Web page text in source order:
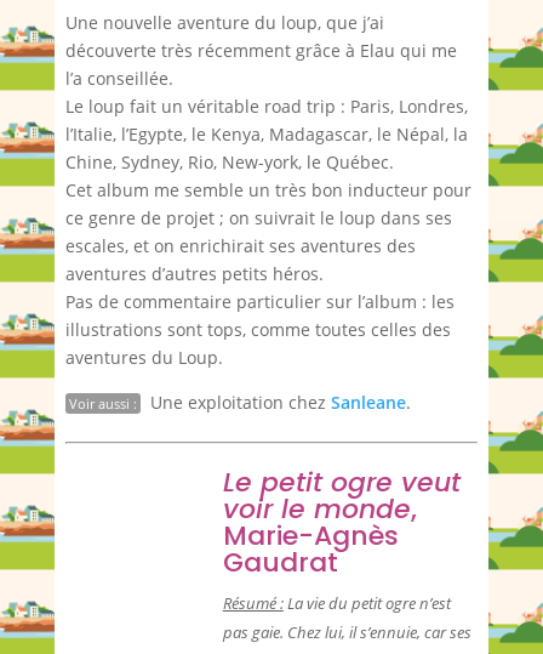
Une nouvelle aventure du loup, que j’ai
découverte très récemment grâce à Elau qui me
l’a conseillée.
Le loup fait un véritable road trip : Paris, Londres,
l’Italie, l’Egypte, le Kenya, Madagascar, le Népal, la
Chine, Sydney, Rio, New-york, le Québec.
Cet album me semble un très bon inducteur pour
ce genre de projet ; on suivrait le loup dans ses
escales, et on enrichirait ses aventures des
aventures d’autres petits héros.
Pas de commentaire particulier sur l’album : les
illustrations sont tops, comme toutes celles des
aventures du Loup.
Voir aussi : Une exploitation chez Sanleane.
Le petit ogre veut
voir le monde,
Marie-Agnès
Gaudrat
Résumé :La vie du petit ogre n’est
pas gaie. Chez lui, il s’ennuie, car ses